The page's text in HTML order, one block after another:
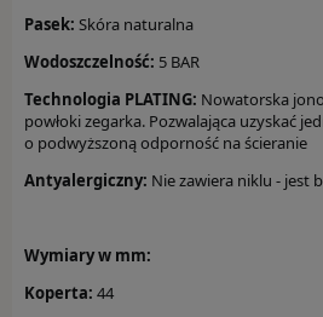
Michael
Pasek: Skóra naturalna
Wodoszczelność: 5 BAR
Technologia PLATING: Nowatorska
powłoki zegarka. Pozwalająca uzyskać
o podwyższoną odporność na ścieranie
Antyalergiczny: Nie zawiera niklu - jest
Wymiary w mm:
Koperta: 44